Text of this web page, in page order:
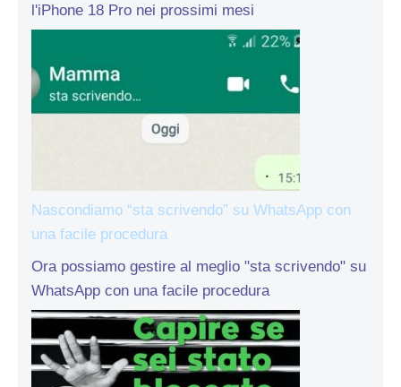
l'iPhone 18 Pro nei prossimi mesi
Nascondiamo “sta scrivendo” su WhatsApp con
una facile procedura
Ora possiamo gestire al meglio "sta scrivendo" su
WhatsApp con una facile procedura